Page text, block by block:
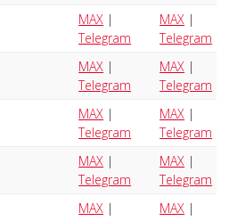
MAX |
Telegram
MAX |
Telegram
MAX |
Telegram
MAX |
Telegram
MAX |
Telegram
MAX |
Telegram
MAX |
Telegram
MAX |
Telegram
MAX |
MAX |